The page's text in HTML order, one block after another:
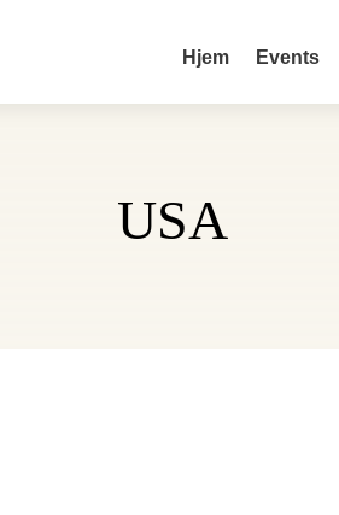
Hjem Events
USA